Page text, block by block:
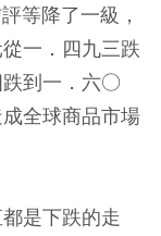
等降了一級，
一．四九三跌
跌到一．六○
全球商品市場
是下跌的走